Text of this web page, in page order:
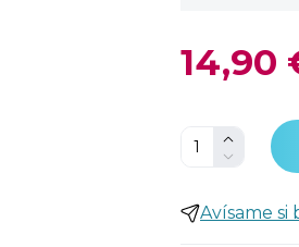
14,90
Avísame si